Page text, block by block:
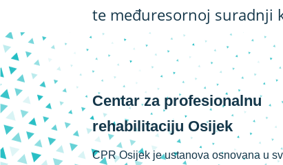
te međuresornoj suradnji
Centar za profesionalnu
rehabilitaciju Osijek
CPR Osijek je ustanova osnovana u